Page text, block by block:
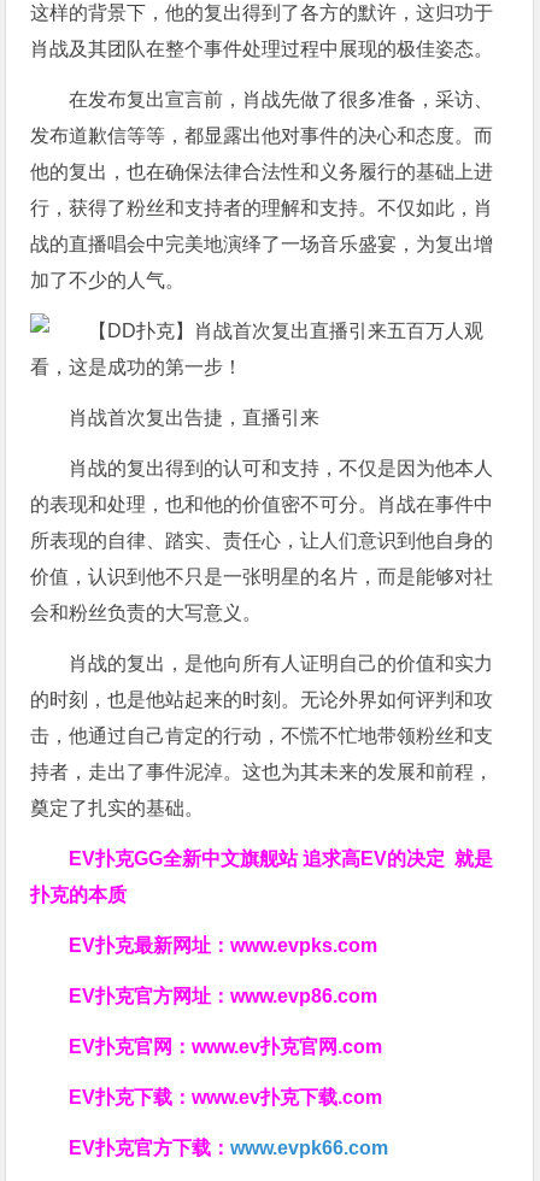
这样的背景下，他的复出得到了各方的默许，这归功于
肖战及其团队在整个事件处理过程中展现的极佳姿态。
在发布复出宣言前，肖战先做了很多准备，采访、
发布道歉信等等，都显露出他对事件的决心和态度。而
他的复出，也在确保法律合法性和义务履行的基础上进
行，获得了粉丝和支持者的理解和支持。不仅如此，肖
战的直播唱会中完美地演绎了一场音乐盛宴，为复出增
加了不少的人气。
肖战首次复出告捷，直播引来
肖战的复出得到的认可和支持，不仅是因为他本人
的表现和处理，也和他的价值密不可分。肖战在事件中
所表现的自律、踏实、责任心，让人们意识到他自身的
价值，认识到他不只是一张明星的名片，而是能够对社
会和粉丝负责的大写意义。
肖战的复出，是他向所有人证明自己的价值和实力
的时刻，也是他站起来的时刻。无论外界如何评判和攻
击，他通过自己肯定的行动，不慌不忙地带领粉丝和支
持者，走出了事件泥淖。这也为其未来的发展和前程，
奠定了扎实的基础。
EV扑克GG全新中文旗舰站追求高EV的决定就是
扑克的本质
EV扑克最新网址：www.evpks.com
EV扑克官方网址：www.evp86.com
EV扑克官网：www.ev扑克官网.com
EV扑克下载：www.ev扑克下载.com
EV扑克官方下载：www.evpk66.com